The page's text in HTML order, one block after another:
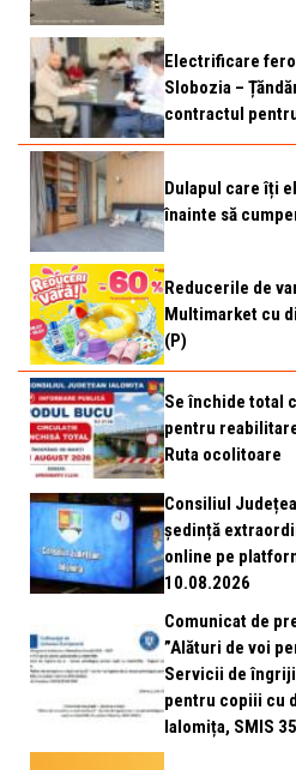
Electrificare
Slobozia –
contractul
Dulapul care îți
înainte să
Reducerile de
Multimarket cu
(P)
Se închide total
pentru
Ruta ocolitoare
Consiliul
ședință
online pe
10.08.2026
Comunicat de
”Alături de voi
Servicii de
pentru copiii cu
Ialomița, SMIS